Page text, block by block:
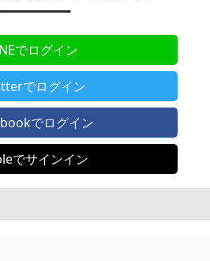
でログイン
でログイン
でログイン
でサインイン